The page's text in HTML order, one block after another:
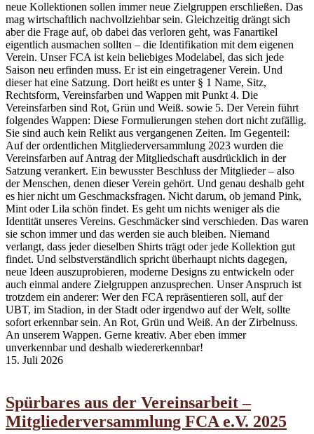
neue Kollektionen sollen immer neue Zielgruppen erschließen. Das
mag wirtschaftlich nachvollziehbar sein. Gleichzeitig drängt sich
aber die Frage auf, ob dabei das verloren geht, was Fanartikel
eigentlich ausmachen sollten – die Identifikation mit dem eigenen
Verein. Unser FCA ist kein beliebiges Modelabel, das sich jede
Saison neu erfinden muss. Er ist ein eingetragener Verein. Und
dieser hat eine Satzung. Dort heißt es unter § 1 Name, Sitz,
Rechtsform, Vereinsfarben und Wappen mit Punkt 4. Die
Vereinsfarben sind Rot, Grün und Weiß. sowie 5. Der Verein führt
folgendes Wappen: Diese Formulierungen stehen dort nicht zufällig.
Sie sind auch kein Relikt aus vergangenen Zeiten. Im Gegenteil:
Auf der ordentlichen Mitgliederversammlung 2023 wurden die
Vereinsfarben auf Antrag der Mitgliedschaft ausdrücklich in der
Satzung verankert. Ein bewusster Beschluss der Mitglieder – also
der Menschen, denen dieser Verein gehört. Und genau deshalb geht
es hier nicht um Geschmacksfragen. Nicht darum, ob jemand Pink,
Mint oder Lila schön findet. Es geht um nichts weniger als die
Identität unseres Vereins. Geschmäcker sind verschieden. Das waren
sie schon immer und das werden sie auch bleiben. Niemand
verlangt, dass jeder dieselben Shirts trägt oder jede Kollektion gut
findet. Und selbstverständlich spricht überhaupt nichts dagegen,
neue Ideen auszuprobieren, moderne Designs zu entwickeln oder
auch einmal andere Zielgruppen anzusprechen. Unser Anspruch ist
trotzdem ein anderer: Wer den FCA repräsentieren soll, auf der
UBT, im Stadion, in der Stadt oder irgendwo auf der Welt, sollte
sofort erkennbar sein. An Rot, Grün und Weiß. An der Zirbelnuss.
An unserem Wappen. Gerne kreativ. Aber eben immer
unverkennbar und deshalb wiedererkennbar!
15. Juli 2026
Spürbares aus der Vereinsarbeit –
Mitgliederversammlung FCA e.V. 2025